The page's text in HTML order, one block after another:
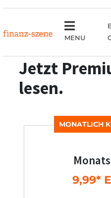
MENU
Jetzt
lesen.
MONATLICH
9,99*